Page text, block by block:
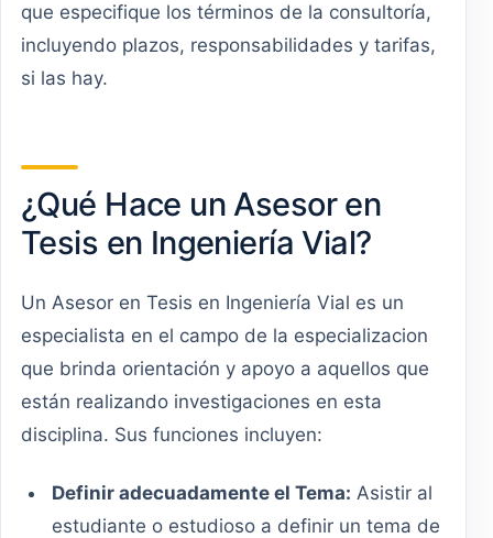
que especifique los términos de la consultoría,
incluyendo plazos, responsabilidades y tarifas,
si las hay.
¿Qué Hace un Asesor en
Tesis en Ingeniería Vial?
Un Asesor en Tesis en Ingeniería Vial es un
especialista en el campo de la especializacion
que brinda orientación y apoyo a aquellos que
están realizando investigaciones en esta
disciplina. Sus funciones incluyen:
Definir adecuadamente el Tema: Asistir al
estudiante o estudioso a definir un tema de